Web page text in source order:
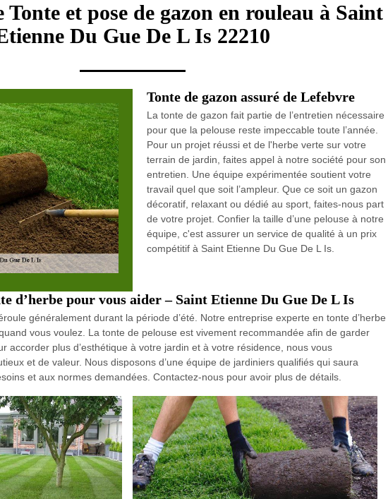
et pose de gazon en rouleau à Saint
Du Gue De L Is 22210
Tonte de gazon assuré de Lefebvre
La tonte de gazon fait partie de l’entretien nécessaire
pour que la pelouse reste impeccable toute l’année.
Pour un projet réussi et de l'herbe verte sur votre
terrain de jardin, faites appel à notre société pour son
entretien. Une équipe expérimentée soutient votre
travail quel que soit l’ampleur. Que ce soit un gazon
décoratif, relaxant ou dédié au sport, faites-nous part
de votre projet. Confier la taille d’une pelouse à notre
équipe, c'est assurer un service de qualité à un prix
compétitif à Saint Etienne Du Gue De L Is.
d’herbe pour vous aider – Saint Etienne Du Gue De L Is
généralement durant la période d’été. Notre entreprise experte en tonte d’herbe
vous voulez. La tonte de pelouse est vivement recommandée afin de garder
accorder plus d’esthétique à votre jardin et à votre résidence, nous vous
et de valeur. Nous disposons d’une équipe de jardiniers qualifiés qui saura
et aux normes demandées. Contactez-nous pour avoir plus de détails.